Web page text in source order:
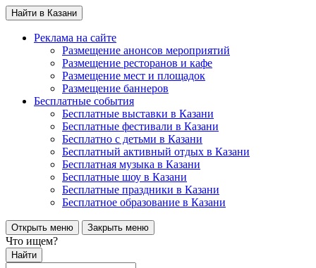
Найти в Казани
Реклама на сайте
Размещение анонсов мероприятий
Размещение ресторанов и кафе
Размещение мест и площадок
Размещение баннеров
Бесплатные события
Бесплатные выставки в Казани
Бесплатные фестивали в Казани
Бесплатно с детьми в Казани
Бесплатный активный отдых в Казани
Бесплатная музыка в Казани
Бесплатные шоу в Казани
Бесплатные праздники в Казани
Бесплатное образование в Казани
Открыть меню Закрыть меню
Что ищем?
Найти